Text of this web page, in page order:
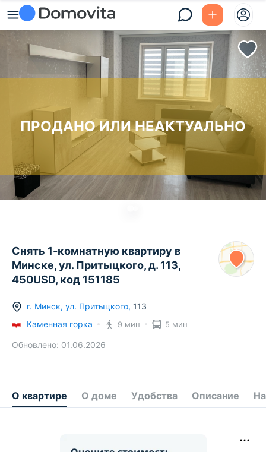
ПРОДАНО ИЛИ НЕАКТУАЛЬНО
Снять 1-комнатную квартиру в
Минске, ул. Притыцкого, д. 113,
450USD, код 151185
г. Минск, ул. Притыцкого, 113
Каменная горка
9 мин 5 мин
Обновлено: 01.06.2026
О квартире О доме Удобства Описание